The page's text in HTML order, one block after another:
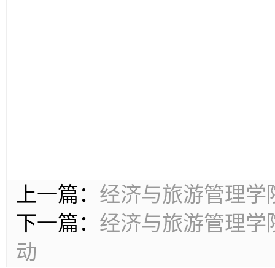
上一篇：
经济与旅游管理
下一篇：
经济与旅游管理
动